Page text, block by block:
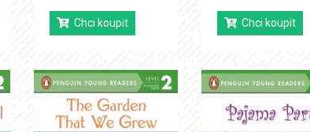
Chci koupit Chci koupit